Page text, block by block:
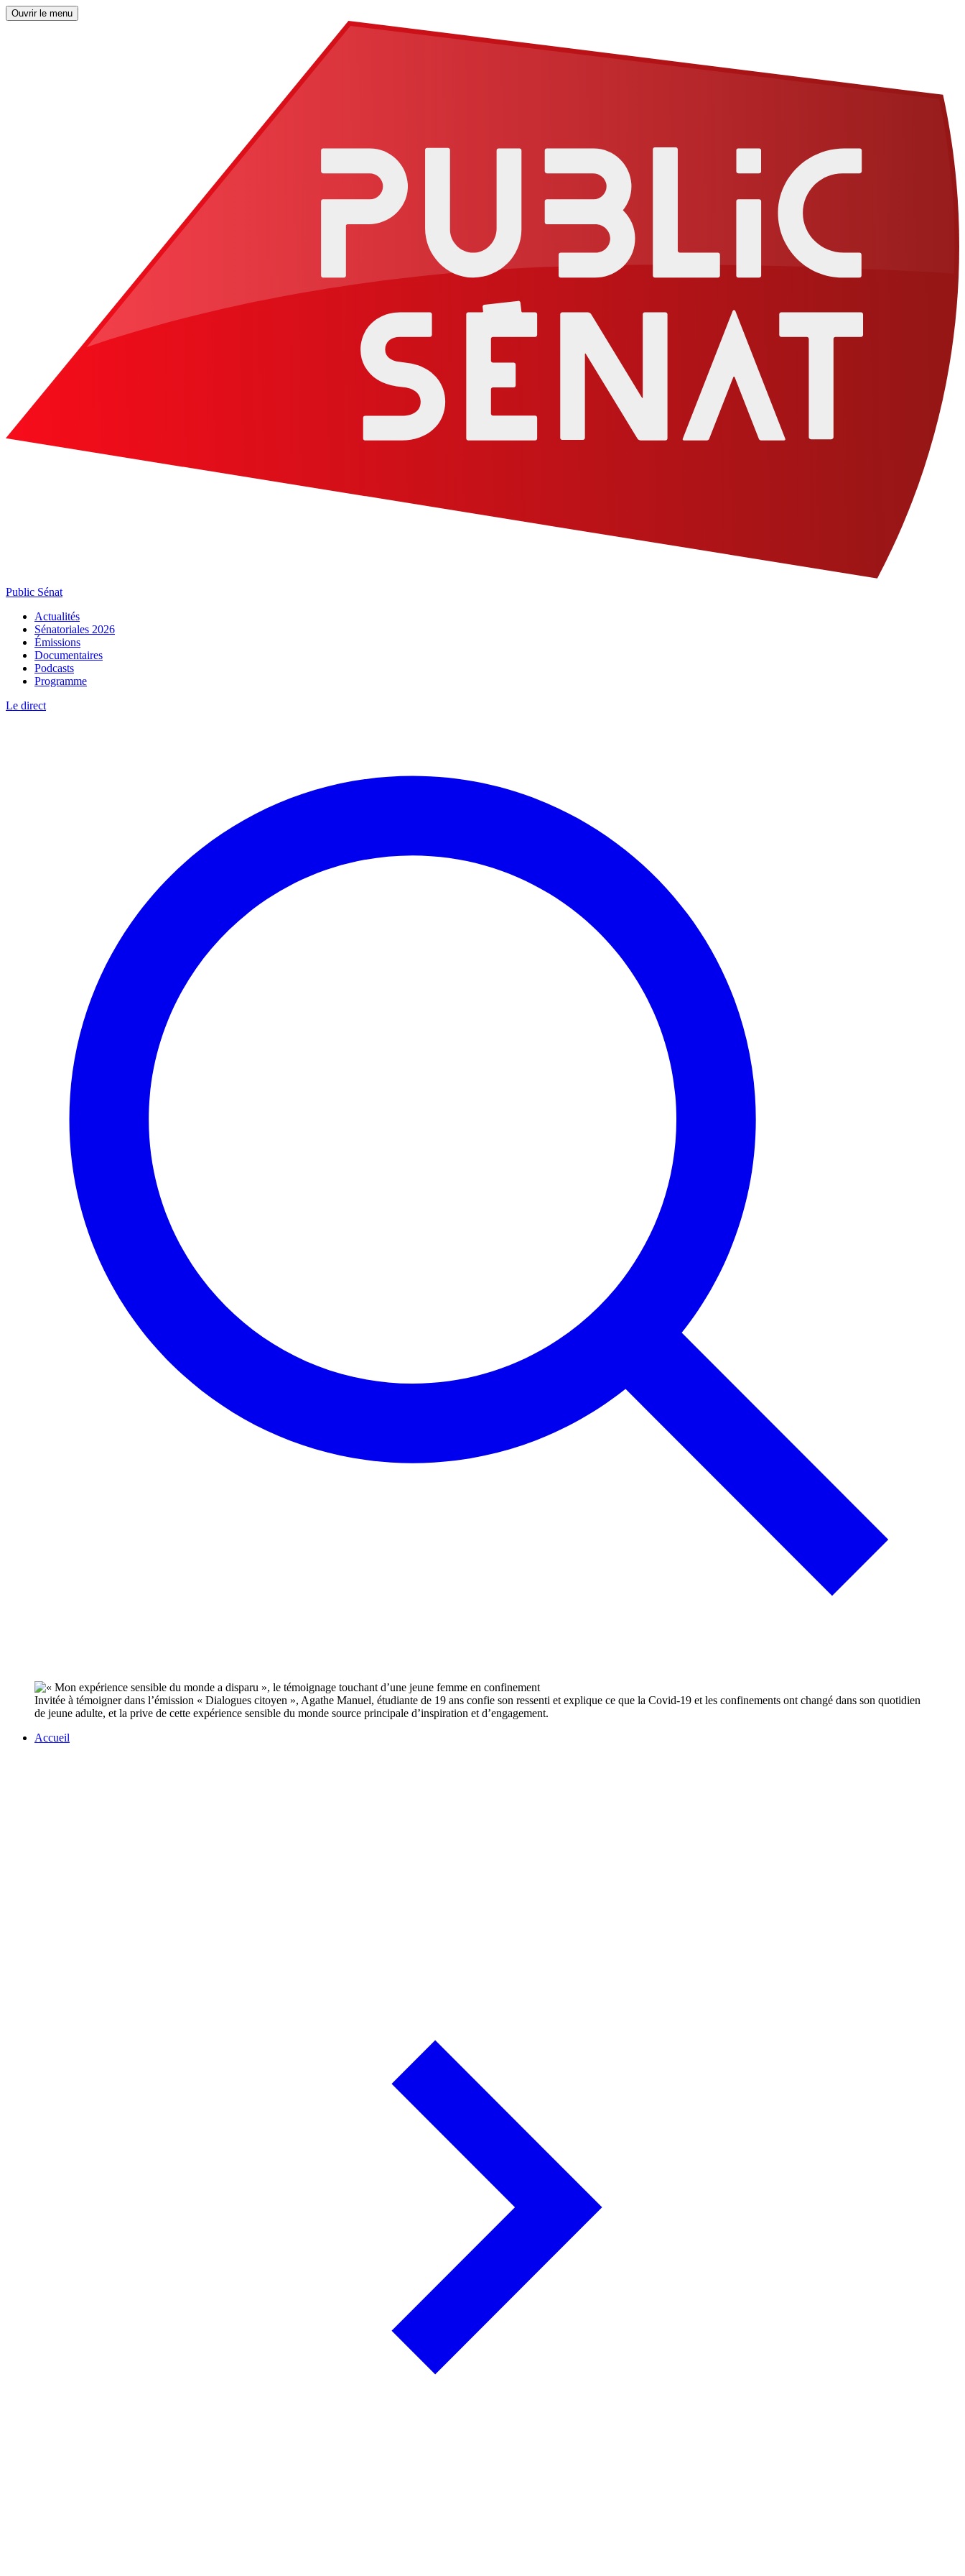
Ouvrir le menu
Public Sénat
Actualités
Sénatoriales 2026
Émissions
Documentaires
Podcasts
Programme
Le direct
Invitée à témoigner dans l’émission « Dialogues citoyen », Agathe Manuel, étudiante de 19 ans confie son ressenti et explique ce que la Covid-19 et les confinements ont changé dans son quotidien
de jeune adulte, et la prive de cette expérience sensible du monde source principale d’inspiration et d’engagement.
Accueil